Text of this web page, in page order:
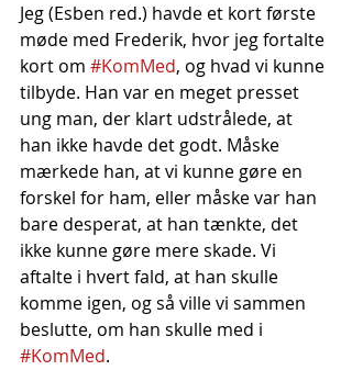
Jeg (Esben red.) havde et kort første
møde med Frederik, hvor jeg fortalte
kort om #KomMed, og hvad vi kunne
tilbyde. Han var en meget presset
ung man, der klart udstrålede, at
han ikke havde det godt. Måske
mærkede han, at vi kunne gøre en
forskel for ham, eller måske var han
bare desperat, at han tænkte, det
ikke kunne gøre mere skade. Vi
aftalte i hvert fald, at han skulle
komme igen, og så ville vi sammen
beslutte, om han skulle med i
#KomMed.